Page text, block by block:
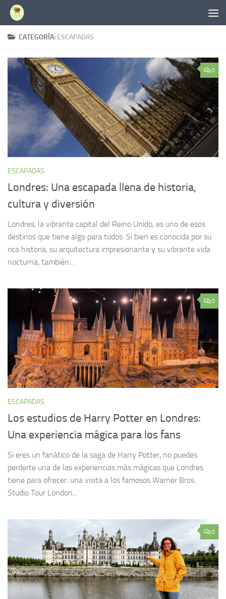
Saltar al contenido
CATEGORÍA: ESCAPADAS
0
ESCAPADAS
Londres: Una escapada llena de historia,
cultura y diversión
Londres, la vibrante capital del Reino Unido, es uno de esos
destinos que tiene algo para todos. Si bien es conocida por su
rica historia, su arquitectura impresionante y su vibrante vida
nocturna, también...
0
ESCAPADAS
Los estudios de Harry Potter en Londres:
Una experiencia mágica para los fans
Si eres un fanático de la saga de Harry Potter, no puedes
perderte una de las experiencias más mágicas que Londres
tiene para ofrecer: una visita a los famosos Warner Bros.
Studio Tour London...
0